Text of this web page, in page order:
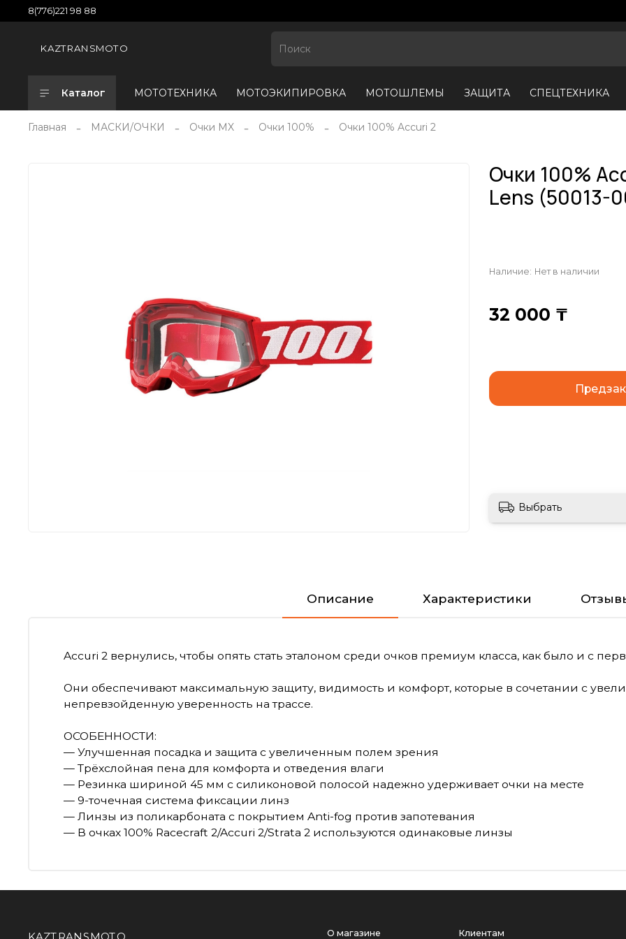
8(776)221 98 88
KAZTRANSMOTO
Каталог МОТОТЕХНИКА МОТОЭКИПИРОВКА МОТОШЛЕМЫ ЗАЩИТА СПЕЦТЕХНИКА
Главная МАСКИ/ОЧКИ Очки MX Очки 100% Очки 100% Accuri 2
Наличие: Нет в наличии
Очки 100%
Lens (50013-
32 000 ₸
Выбрать
Описание Характеристики
Accuri 2 вернулись, чтобы опять стать эталоном среди очков премиум класса, как было и с
Они обеспечивают максимальную защиту, видимость и комфорт, которые в сочетании с
непревзойденную уверенность на трассе.
ОСОБЕННОСТИ:
— Улучшенная посадка и защита с увеличенным полем зрения
— Трёхслойная пена для комфорта и отведения влаги
— Резинка шириной 45 мм с силиконовой полосой надежно удерживает очки на месте
— 9-точечная система фиксации линз
— Линзы из поликарбоната с покрытием Anti-fog против запотевания
— В очках 100% Racecraft 2/Accuri 2/Strata 2 используются одинаковые линзы
О магазине Клиентам